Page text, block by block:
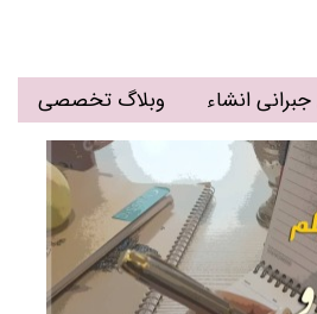
انشاء وبلاگ تخصصی